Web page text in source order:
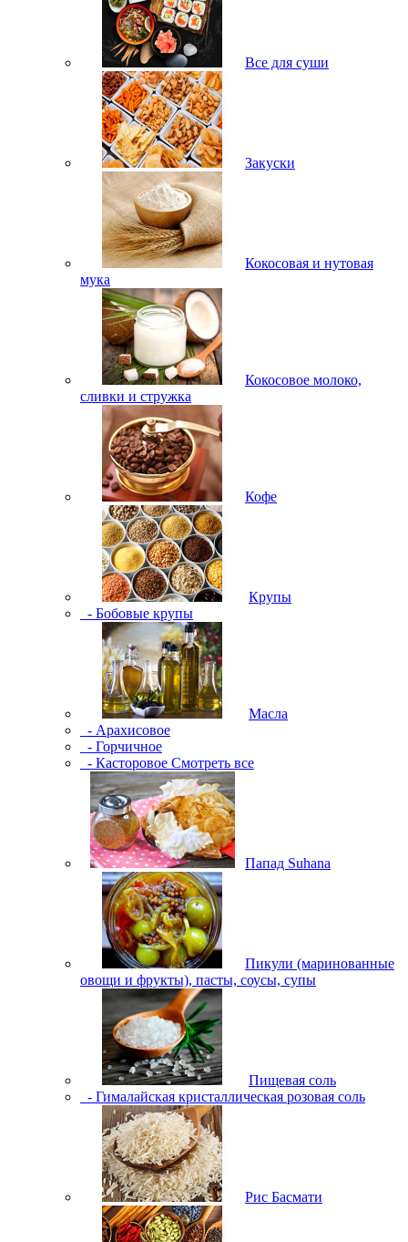
Все для суши
Закуски
Кокосовая и нутовая
мука
Кокосовое молоко,
сливки и стружка
Кофе
Крупы
- Бобовые крупы
Масла
- Арахисовое
- Горчичное
- Касторовое Смотреть все
Папад Suhana
Пикули (маринованные
овощи и фрукты), пасты, соусы, супы
Пищевая соль
- Гималайская кристаллическая розовая соль
Рис Басмати